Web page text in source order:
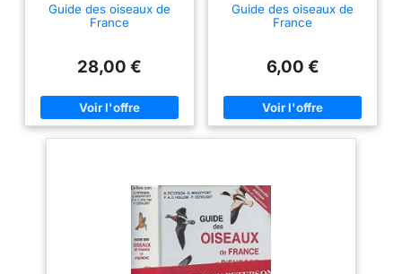
Guide des oiseaux de
France
28,00 €
Guide des oiseaux de
France
6,00 €